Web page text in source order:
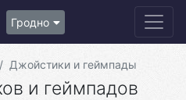
Гродно
Джойстики и геймпады
и геймпадов